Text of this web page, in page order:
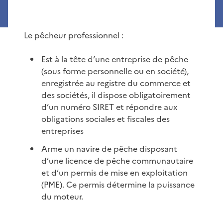
Le pêcheur professionnel :
Est à la tête d’une entreprise de pêche
(sous forme personnelle ou en société),
enregistrée au registre du commerce et
des sociétés, il dispose obligatoirement
d’un numéro SIRET et répondre aux
obligations sociales et fiscales des
entreprises
Arme un navire de pêche disposant
d’une licence de pêche communautaire
et d’un permis de mise en exploitation
(PME). Ce permis détermine la puissance
du moteur.